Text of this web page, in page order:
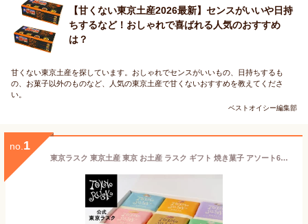
【甘くない東京土産2026最新】センスがいいや日持
ちするなど！おしゃれで喜ばれる人気のおすすめ
は？
甘くない東京土産を探しています。おしゃれでセンスがいいもの、日持ちするも
の、お菓子以外のものなど、人気の東京土産で甘くないおすすめを教えてくださ
い。
ベストオイシー編集部
no. 1
東京ラスク 東京土産 東京 お土産 ラスク ギフト 焼き菓子 アソート6種詰合せ48枚入 キャラメル シュガーバター メープル アールグレイ オレンジ ガーリック ヘーゼルナッツ 自分ギフト 帰省土産 プレゼント 春ギフト お返し お祝い 卒業 入学 退職 個包装 小分け 詰め合わせ